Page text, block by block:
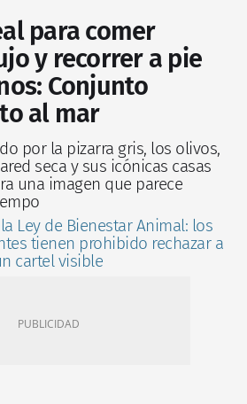
para comer
y recorrer a pie
Conjunto
al mar
por la pizarra gris, los olivos,
seca y sus icónicas casas
una imagen que parece
Ley de Bienestar Animal: los
tienen prohibido rechazar a
cartel visible